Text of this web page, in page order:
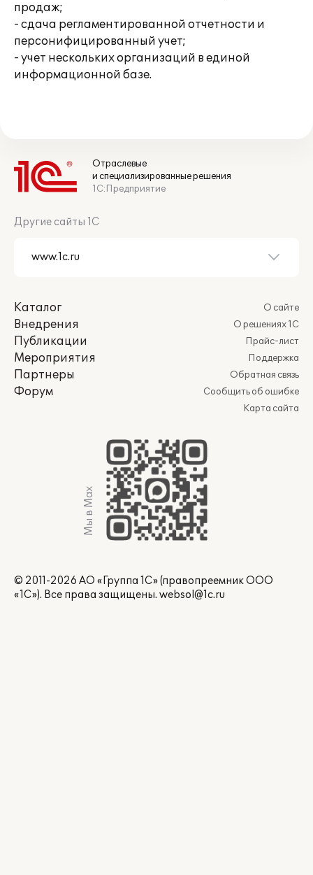
продаж;
- сдача регламентированной отчетности и
персонифицированный учет;
- учет нескольких организаций в единой
информационной базе.
Отраслевые
и специализированные решения
1С:Предприятие
Другие сайты 1С
Каталог
Внедрения
Публикации
Мероприятия
Партнеры
Форум
О сайте
О решениях 1С
Прайс-лист
Поддержка
Обратная связь
Сообщить об ошибке
Карта сайта
Мы в Max
© 2011-2026 АО «Группа 1С» (правопреемник ООО
«1С»). Все права защищены. websol@1c.ru